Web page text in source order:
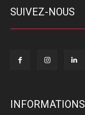
SUIVEZ-NOUS
INFORMATIONS